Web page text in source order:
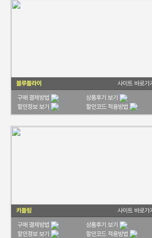
블루플라이 사이트 바로가기
구매 결제방법
상품후기 보기
할인정보 보기
할인코드 적용방법
키플링 사이트 바로가기
구매 결제방법
상품후기 보기
할인정보 보기
할인코드 적용방법